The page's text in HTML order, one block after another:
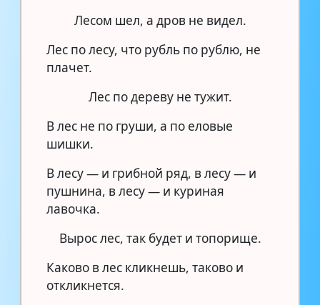
Лесом шел, а дров не видел.
Лес по лесу, что рубль по рублю, не
плачет.
Лес по дереву не тужит.
В лес не по груши, а по еловые
шишки.
В лесу — и грибной ряд, в лесу — и
пушнина, в лесу — и куриная
лавочка.
Вырос лес, так будет и топорище.
Каково в лес кликнешь, таково и
откликнется.